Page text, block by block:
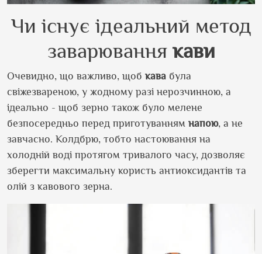
Чи існує ідеальний метод
заварювання кави
Очевидно, що важливо, щоб кава була
свіжезвареною, у жодному разі нерозчинною, а
ідеально - щоб зерно також було мелене
безпосередньо перед приготуванням напою, а не
завчасно. Колдбрю, тобто настоювання на
холодній воді протягом тривалого часу, дозволяє
зберегти максимальну користь антиоксидантів та
олій з кавового зерна.